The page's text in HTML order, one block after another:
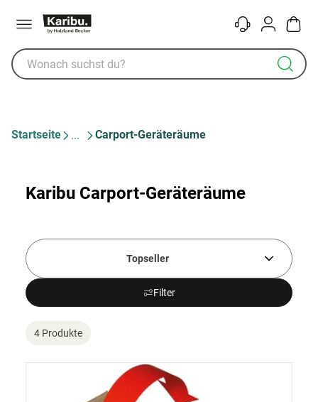
KontaktKonto
Startseite Carport-Geräteräume
Karibu Carport-Geräteräume
Topseller
Filter
4 Produkte